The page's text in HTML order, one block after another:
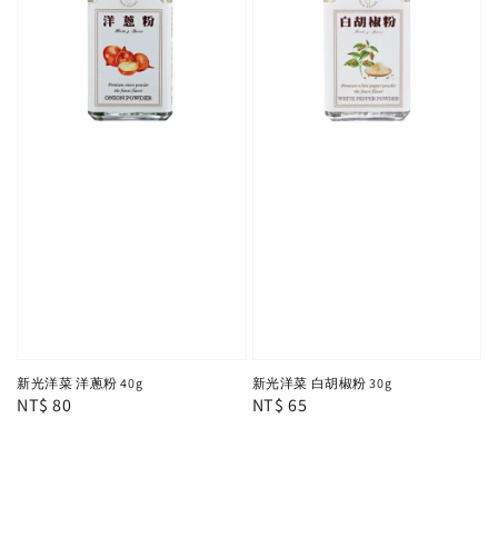
新光洋菜 洋蔥粉 40g
Regular
NT$ 80
新光洋菜 白胡椒粉 30g
Regular
NT$ 65